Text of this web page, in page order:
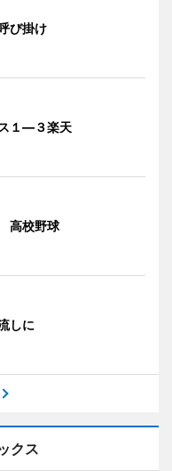
び掛け
１―３楽天
高校野球
しに
クス